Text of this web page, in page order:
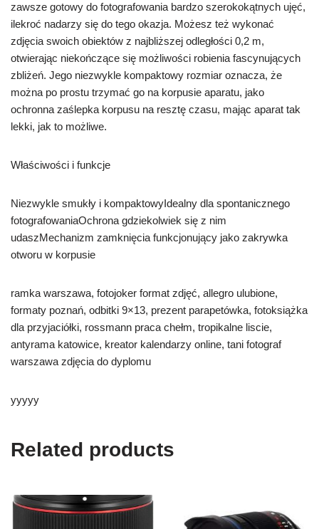
zawsze gotowy do fotografowania bardzo szerokokątnych ujęć,
ilekroć nadarzy się do tego okazja. Możesz też wykonać
zdjęcia swoich obiektów z najbliższej odległości 0,2 m,
otwierając niekończące się możliwości robienia fascynujących
zbliżeń. Jego niezwykle kompaktowy rozmiar oznacza, że ​​
można po prostu trzymać go na korpusie aparatu, jako
ochronna zaślepka korpusu na resztę czasu, mając aparat tak
lekki, jak to możliwe.
Właściwości i funkcje
Niezwykle smukły i kompaktowyIdealny dla spontanicznego
fotografowaniaOchrona gdziekolwiek się z nim
udaszMechanizm zamknięcia funkcjonujący jako zakrywka
otworu w korpusie
ramka warszawa, fotojoker format zdjęć, allegro ulubione,
formaty poznań, odbitki 9×13, prezent parapetówka, fotoksiążka
dla przyjaciółki, rossmann praca chełm, tropikalne liscie,
antyrama katowice, kreator kalendarzy online, tani fotograf
warszawa zdjęcia do dyplomu
yyyyy
Related products